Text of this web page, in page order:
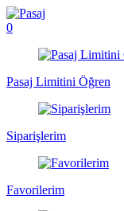
0
Pasaj Limitini Öğren
Siparişlerim
Favorilerim